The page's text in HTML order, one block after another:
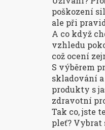
poškození
ale při
A co když
vzhledu
což ocení
S výběrem
skladování
produkty s
zdravotní
Tak co, jste
pleť? Vybrat